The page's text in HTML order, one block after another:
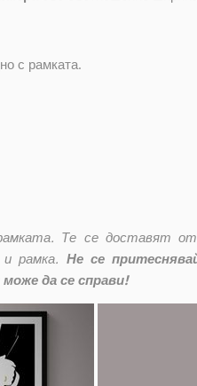
с рамката.
Те се доставят
рамка. Не се
да се справи!